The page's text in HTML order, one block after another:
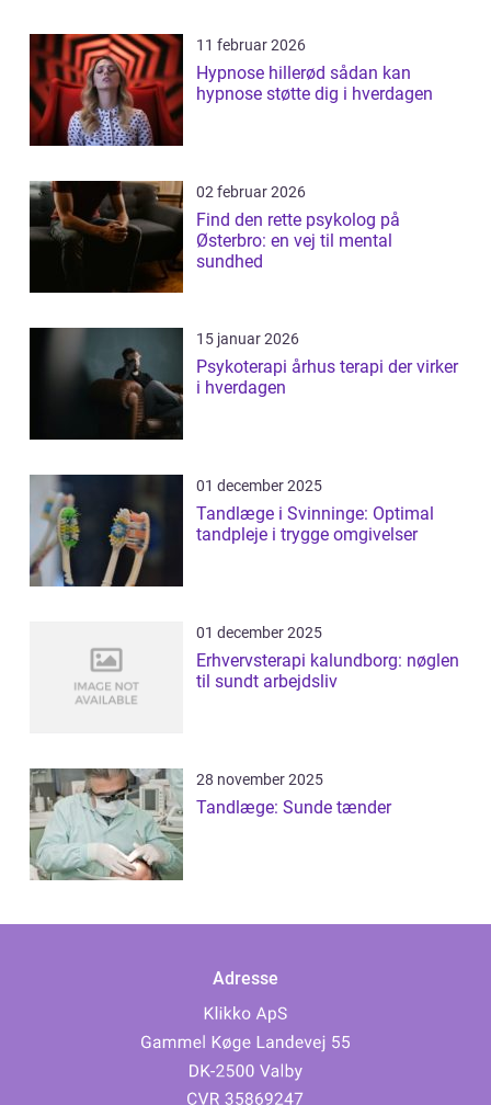
11 februar 2026
Hypnose hillerød sådan kan
hypnose støtte dig i hverdagen
02 februar 2026
Find den rette psykolog på
Østerbro: en vej til mental
sundhed
15 januar 2026
Psykoterapi århus terapi der virker
i hverdagen
01 december 2025
Tandlæge i Svinninge: Optimal
tandpleje i trygge omgivelser
01 december 2025
Erhvervsterapi kalundborg: nøglen
til sundt arbejdsliv
28 november 2025
Tandlæge: Sunde tænder
Adresse